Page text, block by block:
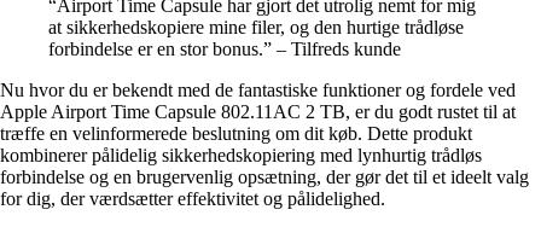
“Airport Time Capsule har gjort det utrolig nemt for mig
at sikkerhedskopiere mine filer, og den hurtige trådløse
forbindelse er en stor bonus.” – Tilfreds kunde
Nu hvor du er bekendt med de fantastiske funktioner og fordele ved
Apple Airport Time Capsule 802.11AC 2 TB, er du godt rustet til at
træffe en velinformerede beslutning om dit køb. Dette produkt
kombinerer pålidelig sikkerhedskopiering med lynhurtig trådløs
forbindelse og en brugervenlig opsætning, der gør det til et ideelt valg
for dig, der værdsætter effektivitet og pålidelighed.